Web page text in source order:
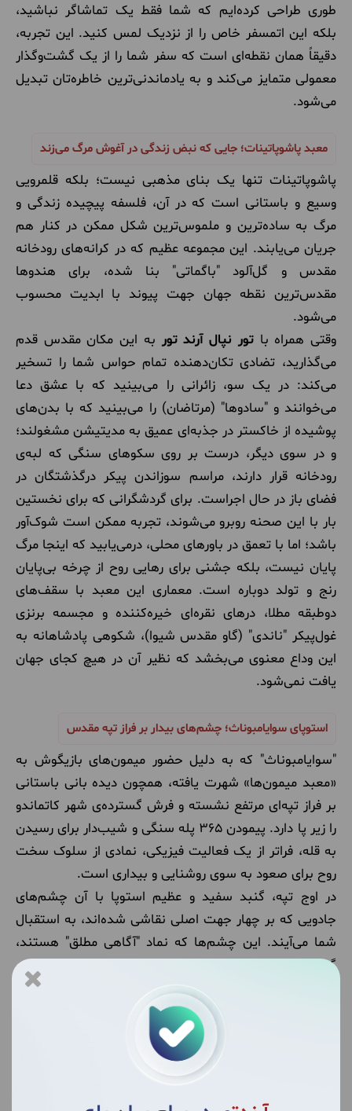
طوری طراحی کرده‌ایم که شما فقط یک تماشاگر نباشید،
بلکه این اتمسفر خاص را از نزدیک لمس کنید. این تجربه،
دقیقاً همان نقطه‌ای است که سفر شما را از یک گشت‌وگذار
معمولی متمایز می‌کند و به یادماندنی‌ترین خاطره‌تان تبدیل
می‌شود.
معبد پاشوپاتینات؛ جایی که نبض زندگی در آغوش مرگ می‌زند
پاشوپاتینات تنها یک بنای مذهبی نیست؛ بلکه قلمرویی
وسیع و باستانی است که در آن، فلسفه پیچیده زندگی و
مرگ به ساده‌ترین و ملموس‌ترین شکل ممکن در کنار هم
جریان می‌یابند. این مجموعه عظیم که در کرانه‌های رودخانه
مقدس و گل‌آلود "باگماتی" بنا شده، برای هندوها
مقدس‌ترین نقطه جهان جهت پیوند با ابدیت محسوب
می‌شود.
وقتی همراه باتور نپال آرند تور به این مکان مقدس قدم
می‌گذارید، تضادی تکان‌دهنده تمام حواس شما را تسخیر
می‌کند: در یک سو، زائرانی را می‌بینید که با عشق دعا
می‌خوانند و "سادوها" (مرتاضان) را می‌بینید که با بدن‌های
پوشیده از خاکستر در جذبه‌ای عمیق به مدیتیشن مشغولند؛
و در سوی دیگر، درست بر روی سکوهای سنگی که لبه‌ی
رودخانه قرار دارند، مراسم سوزاندن پیکر درگذشتگان در
فضای باز در حال اجراست. برای گردشگرانی که برای نخستین
بار با این صحنه روبرو می‌شوند، تجربه ممکن است شوک‌آور
باشد؛ اما با تعمق در باورهای محلی، درمی‌یابید که اینجا مرگ
پایان نیست، بلکه جشنی برای رهایی روح از چرخه بی‌پایان
رنج و تولد دوباره است. معماری این معبد با سقف‌های
دوطبقه مطلا، درهای نقره‌ای خیره‌کننده و مجسمه برنزی
غول‌پیکر "ناندی" (گاو مقدس شیوا)، شکوهی پادشاهانه به
این وداع معنوی می‌بخشد که نظیر آن در هیچ کجای جهان
یافت نمی‌شود.
استوپای سوایامبوناث؛ چشم‌های بیدار بر فراز تپه مقدس
"سوایامبوناث" که به دلیل حضور میمون‌های بازیگوش به
«معبد میمون‌ها» شهرت یافته، همچون دیده بانی باستانی
بر فراز تپه‌ای مرتفع نشسته و فرش گسترده‌ی شهر کاتماندو
را زیر پا دارد. پیمودن ۳۶۵ پله سنگی و شیب‌دار برای رسیدن
به قله، فراتر از یک فعالیت فیزیکی، نمادی از سلوک سخت
روح برای صعود به سوی روشنایی و بیداری است.
در اوج تپه، گنبد سفید و عظیم استوپا با آن چشم‌های
جادویی که بر چهار جهت اصلی نقاشی شده‌اند، به استقبال
شما می‌آیند. این چشم‌ها که نماد "آگاهی مطلق" هستند،
گویی تا اعماق قلب زائر را می‌بینند. صدای بی وقفه چرخاندن
استوانه‌های دعا (Prayer Wheels) توسط پیروانی که در
جهت عقربه‌های ساعت به دور بنا می‌گردند، موسیقی متنِ
این مکان است؛ حرکتی ساده که در باور بودایی، معادلِ رها
کردن هزاران نیایش خیرخواهانه در پهنه کائنات است.
آرامش عمیقی که در غروب‌های این معبد، در میان رقص
پرچم‌های رنگی دعا و بوی تند عود صندل حس می‌شود،